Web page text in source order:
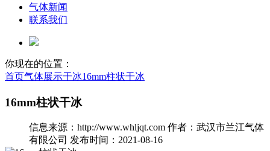
气体新闻
联系我们
你现在的位置：
首页气体展示干冰16mm柱状干冰
16mm柱状干冰
信息来源：http://www.whljqt.com 作者：武汉市兰江气体
有限公司 发布时间：2021-08-16